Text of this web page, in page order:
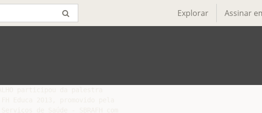
Explorar Assinar